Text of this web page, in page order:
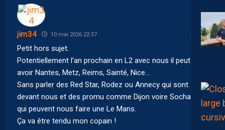
jim34 10 mai 2026 22:57
Petit hors sujet.
Potentiellement l’an prochain en L2 avec nous il peut y
avoir Nantes, Metz, Reims, Sainté, Nice…
Sans parler des Red Star, Rodez ou Annecy qui sont
devant nous et des promu comme Dijon voire Sochaux
qui peuvent nous faire une Le Mans.
Ça va être tendu mon copain !